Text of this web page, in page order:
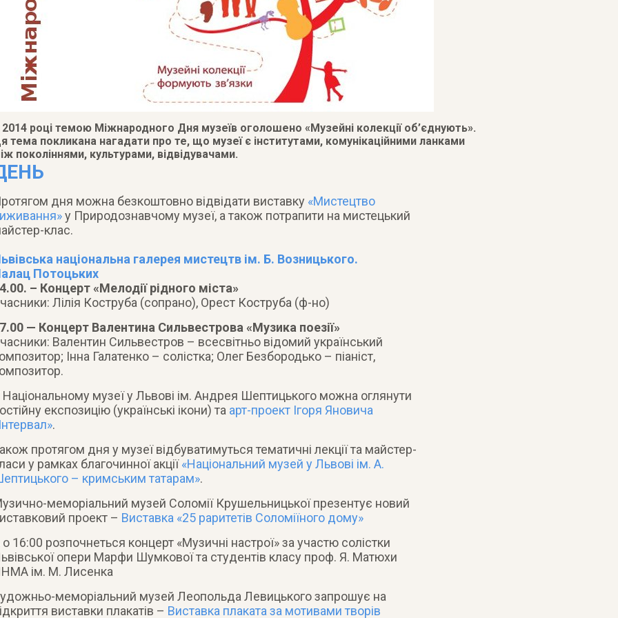
році темою Міжнародного Дня музеїв оголошено «Музейні колекції об’єднують».
тема покликана нагадати про те, що музеї є інститутами, комунікаційними ланками
поколіннями, культурами, відвідувачами.
дня можна безкоштовно відвідати виставку «Мистецтво
у Природознавчому музеї, а також потрапити на мистецький
клас.
національна галерея мистецтв ім. Б. Возницького.
Потоцьких
– Концерт «Мелодії рідного міста»
Лілія Коструба (сопрано), Орест Коструба (ф-но)
— Концерт Валентина Сильвестрова «Музика поезії»
Валентин Сильвестров – всесвітньо відомий український
Інна Галатенко – солістка; Олег Безбородько – піаніст,
музеї у Львові ім. Андрея Шептицького можна оглянути
експозицію (українські ікони) та арт-проект Ігоря Яновича
.
протягом дня у музеї відбуватимуться тематичні лекції та майстер-
у рамках благочинної акції«Національний музей у Львові ім. А.
– кримським татарам».
меморіальний музей Соломії Крушельницької презентує новий
проект – Виставка «25 раритетів Соломіїного дому»
16:00 розпочнеться концерт «Музичні настрої» за участю солістки
опери Марфи Шумкової та студентів класу проф. Я. Матюхи
ім. М. Лисенка
меморіальний музей Леопольда Левицького запрошує на
виставки плакатів – Виставка плаката за мотивами творів